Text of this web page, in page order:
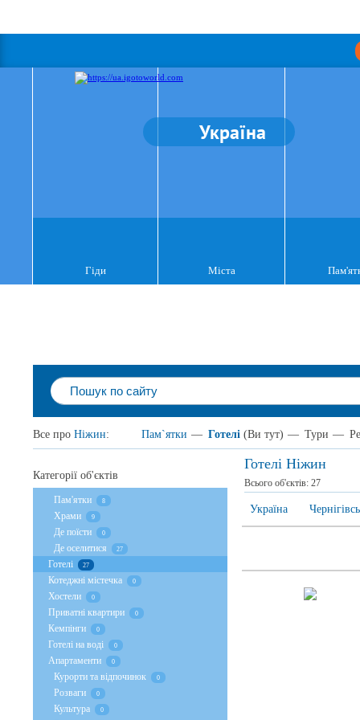
Україна
Гіди Міста
Все про Ніжин: Пам`ятки — Готелі (Ви тут) — Тури —
Готелі Ніжин
Всього об'єктів: 27
Україна
Категорії об'єктів
Пам'ятки 8
Храми 9
Де поїсти 0
Де оселитися 27
Готелі 27
Котеджні містечка 0
Хостели 0
Приватні квартири 0
Кемпінги 0
Готелі на воді 0
Апартаменти 0
Курорти та відпочинок 0
Розваги 0
Культура 0